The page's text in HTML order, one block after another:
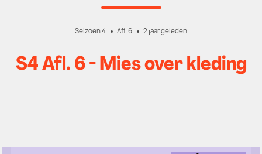
Seizoen 4 Afl. 6 2 jaar geleden
S4 Afl. 6 - Mies over kleding